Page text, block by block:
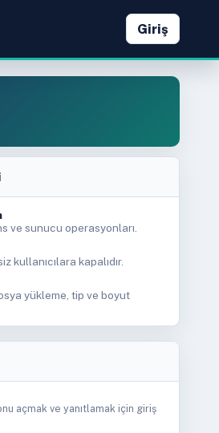
Giriş
ve sunucu operasyonları.
kullanıcılara kapalıdır.
yükleme, tip ve boyut
açmak ve yanıtlamak için giriş